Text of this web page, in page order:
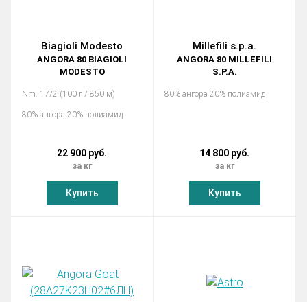
Biagioli Modesto
ANGORA 80 BIAGIOLI
MODESTO
Nm. 17/2 (100 г / 850 м)
80% ангора 20% полиамид
22 900 руб.
за кг
Купить
Millefili s.p.a.
ANGORA 80 MILLEFILI
S.P.A.
80% ангора 20% полиамид
14 800 руб.
за кг
Купить